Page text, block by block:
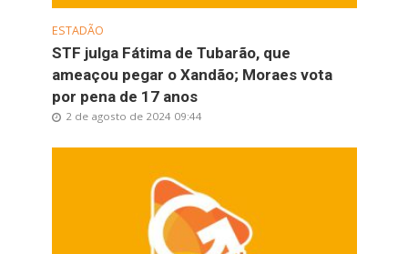
ESTADÃO
STF julga Fátima de Tubarão, que
ameaçou pegar o Xandão; Moraes vota
por pena de 17 anos
2 de agosto de 2024 09:44